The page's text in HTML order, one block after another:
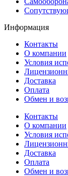
Информация
Контакты
О компании
Условия
Доставка
Оплата
Обмен и
Контакты
О компании
Условия
Доставка
Оплата
Обмен и